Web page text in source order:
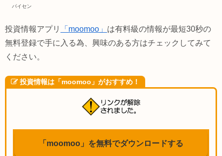
パイセン
投資情報アプリ 「moomoo」 は有料級の情報が最短30秒の
無料登録で手に入る為、興味のある方はチェックしてみて
ください。
投資情報は「moomoo」がおすすめ！
「moomoo」を無料でダウンロードする